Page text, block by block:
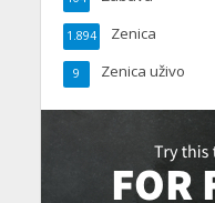
Zenica
1.894
Zenica uživo
9